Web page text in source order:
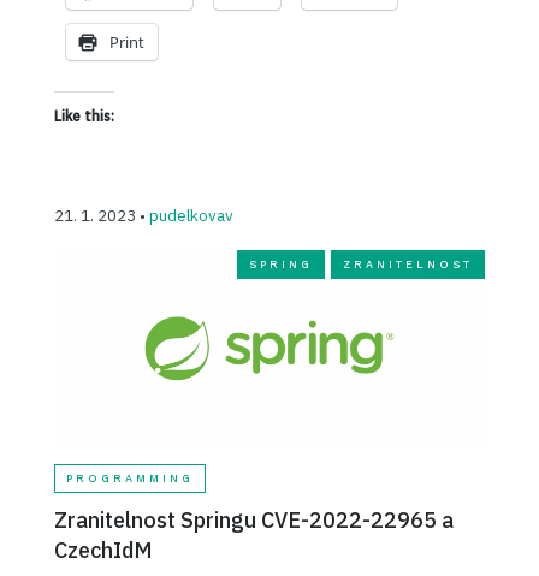
Print
Like this:
21. 1. 2023 • pudelkovav
SPRING ZRANITELNOST
PROGRAMMING
Zranitelnost Springu CVE-2022-22965 a
CzechIdM